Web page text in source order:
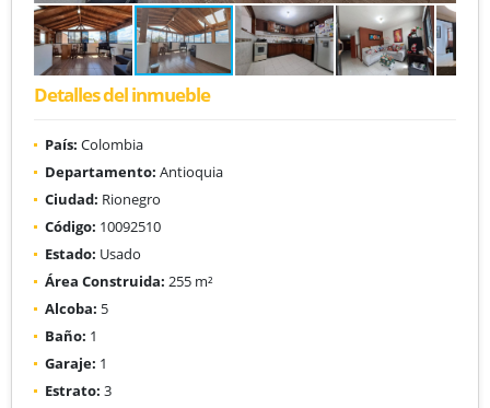
Detalles del inmueble
País: Colombia
Departamento: Antioquia
Ciudad: Rionegro
Código: 10092510
Estado: Usado
Área Construida: 255 m²
Alcoba: 5
Baño: 1
Garaje: 1
Estrato: 3